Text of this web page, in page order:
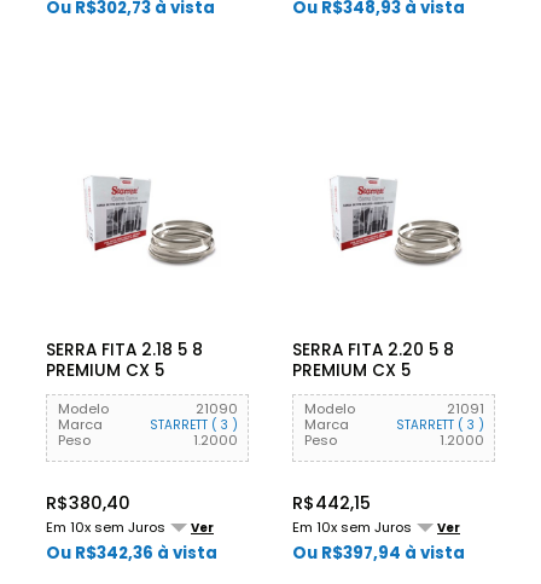
Ou R$302,73 à vista Ou R$348,93 à vista
SERRA FITA 2.18 5 8
PREMIUM CX 5
STARRETT
Modelo
21090
Marca
STARRETT ( 3 )
Peso 1.2000
R$380,40
Em 10x sem Juros Ver
Ou R$342,36 à vista
SERRA FITA 2.20 5 8
PREMIUM CX 5
STARRETT
Modelo
21091
Marca
STARRETT ( 3 )
Peso 1.2000
R$442,15
Em 10x sem Juros Ver
Ou R$397,94 à vista